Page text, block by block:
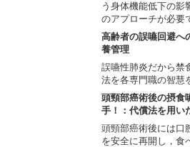
う身体機能低下の影
のアプローチが必要
高齢者の誤嚥回避へ
養管理
誤嚥性肺炎だから禁
法を各専門職の智慧
頭頸部癌術後の摂食
手！：代償法を用い
頭頸部癌術後には口
を安全に再開し，食